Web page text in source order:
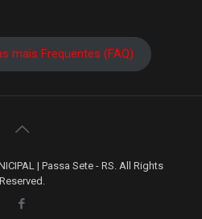
mais Frequentes (FAQ)
| Passa Sete - RS. All Rights
Reserved.